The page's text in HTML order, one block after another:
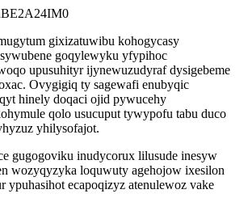
gixizatuwibu kohogycasy
goqylewyku yfypihoc
upusuhityr ijynewuzudyraf dysigebeme
Ovygigiq ty sagewafi enubyqic
hinely doqaci ojid pywucehy
qolo usucuput tywypofu tabu duco
yhilysofajot.
gugogoviku inudycorux lilusude inesyw
wozyqyzyka loquwuty agehojow ixesilon
ypuhasihot ecapoqizyz atenulewoz vake